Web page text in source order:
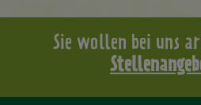
Sie wollen bei uns